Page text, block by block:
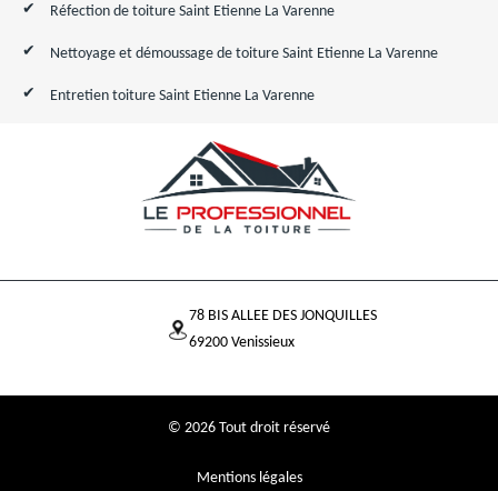
Réfection de toiture Saint Etienne La Varenne
Nettoyage et démoussage de toiture Saint Etienne La Varenne
Entretien toiture Saint Etienne La Varenne
78 BIS ALLEE DES JONQUILLES
69200 Venissieux
© 2026 Tout droit réservé
Mentions légales